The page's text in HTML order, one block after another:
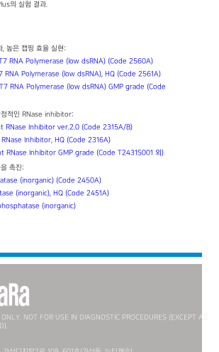
의 실험 결과.
높은 캡핑 효율 실현:
RNA Polymerase (low dsRNA) (Code 2560A)
RNA Polymerase (low dsRNA), HQ (Code 2561A)
RNA Polymerase (low dsRNA) GMP grade (Code
정적인 RNase inhibitor:
RNase Inhibitor ver.2.0 (Code 2315A/B)
Inhibitor, HQ (Code 2316A)
RNase Inhibitor GMP grade (Code T2431S001 외)
촉진:
(inorganic) (Code 2450A)
(inorganic), HQ (Code 2451A)
(inorganic)
NOT FOR USE IN DIAGNOSTIC PROCEDURES (EXCEPT AS